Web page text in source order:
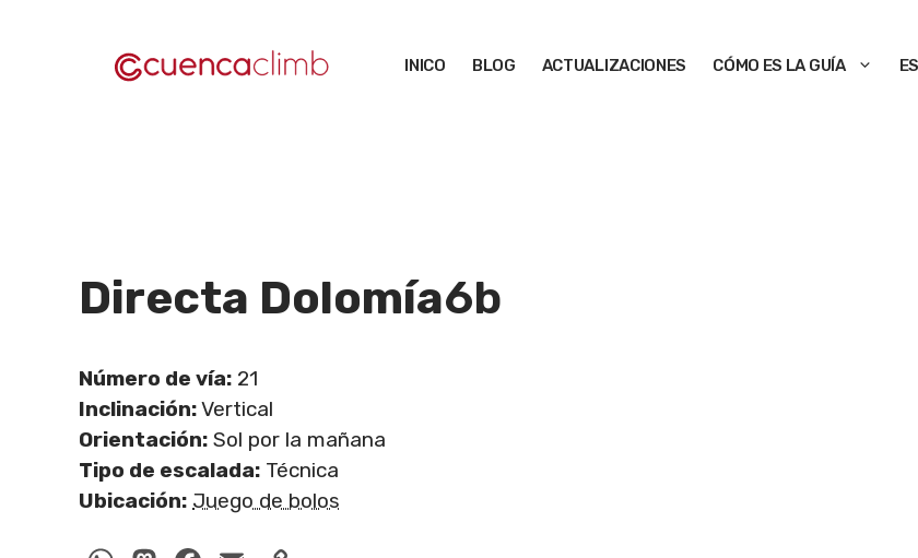
INICO BLOG ACTUALIZACIONES CÓMO ES LA GUÍA
Directa Dolomía6b
Número de vía: 21
Inclinación:Vertical
Orientación: Sol por la mañana
Tipo de escalada: Técnica
Ubicación: Juego de bolos